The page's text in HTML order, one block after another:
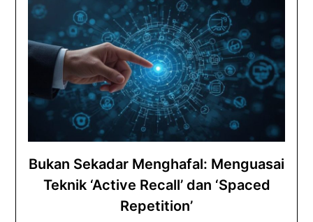
Bukan Sekadar Menghafal: Menguasai
Teknik ‘Active Recall’ dan ‘Spaced
Repetition’